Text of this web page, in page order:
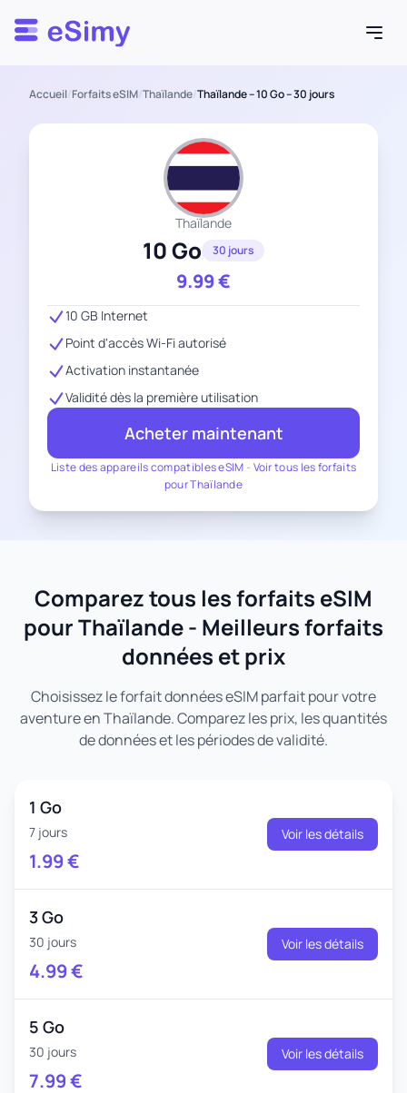
Esimy
Accueil/Forfaits eSIM/Thaïlande/Thaïlande – 10 Go – 30 jours
Thaïlande
10 Go 30 jours
9.99€
Liste des appareils compatibles eSIM - Voir tous les forfaits
pour Thaïlande
10 GB Internet
Point d'accès Wi-Fi autorisé
Activation instantanée
Validité dès la première utilisation
Acheter maintenant
Comparez tous les forfaits eSIM
pour Thaïlande - Meilleurs forfaits
données et prix
Choisissez le forfait données eSIM parfait pour votre
aventure en Thaïlande. Comparez les prix, les quantités
de données et les périodes de validité.
1 Go
7 jours
1.99€
Voir les détails
3 Go
30 jours
4.99€
Voir les détails
5 Go
30 jours
7.99€
Voir les détails